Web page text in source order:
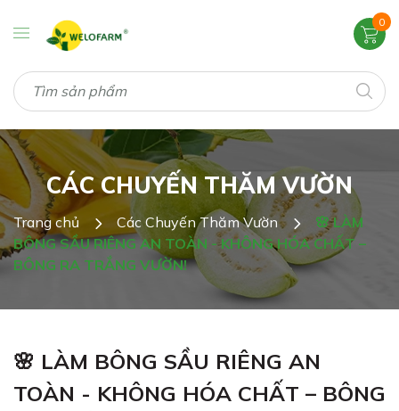
0
CÁC CHUYẾN THĂM VƯỜN
Trang chủ Các Chuyến Thăm Vườn
🌸 LÀM
BÔNG SẦU RIÊNG AN TOÀN - KHÔNG HÓA CHẤT –
BÔNG RA TRẮNG VƯỜN!
🌸 LÀM BÔNG SẦU RIÊNG AN
TOÀN - KHÔNG HÓA CHẤT – BÔNG